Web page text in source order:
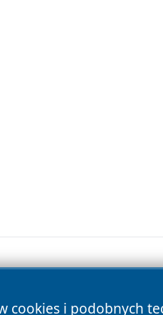
cookies i podobnych